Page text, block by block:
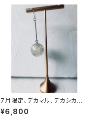
7月限定、デカマル、デカシカク
ピアス 【クリアバブルピアス】
【SACHIKO】
¥6,800